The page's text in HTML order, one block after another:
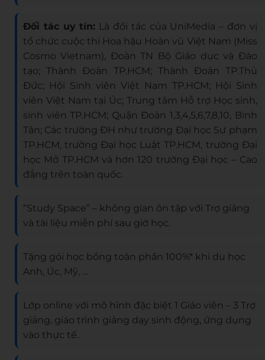
Đối tác uy tín: Là đối tác của UniMedia – đơn vị
tổ chức cuộc thi Hoa hậu Hoàn vũ Việt Nam (Miss
Cosmo Vietnam), Đoàn TN Bộ Giáo dục và Đào
tạo; Thành Đoàn TP.HCM; Thành Đoàn TP.Thủ
Đức; Hội Sinh viên Việt Nam TP.HCM; Hội Sinh
viên Việt Nam tại Úc; Trung tâm Hỗ trợ Học sinh,
sinh viên TP.HCM; Quận Đoàn 1,3,4,5,6,7,8,10, Bình
Tân; Các trường ĐH như trường Đại học Sư phạm
TP.HCM, trường Đại học Luật TP.HCM, trường Đại
học Mở TP.HCM và hơn 120 trường Đại học – Cao
đẳng trên toàn quốc.
“Study Space” – không gian ôn tập với Trợ giảng
và tài liệu miễn phí sau giờ học.
Tặng gói học bổng toàn phần 100%* khi du học
Anh, Úc, Mỹ, …
Lớp online với mô hình đặc biệt 1 Giáo viên – 3 Trợ
giảng, giáo trình giảng dạy sinh động, ứng dụng
vào thực tế.